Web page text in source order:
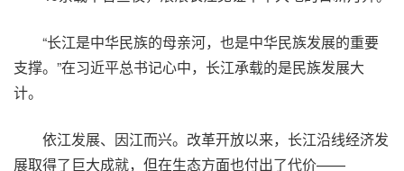
“长江是中华民族的母亲河，也是中华民族发展的重要
支撑。”在习近平总书记心中，长江承载的是民族发展大
计。
依江发展、因江而兴。改革开放以来，长江沿线经济发
展取得了巨大成就，但在生态方面也付出了代价——